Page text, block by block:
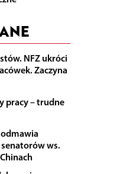
NFZ ukróci
Zaczyna
pracy – trudne
ws.